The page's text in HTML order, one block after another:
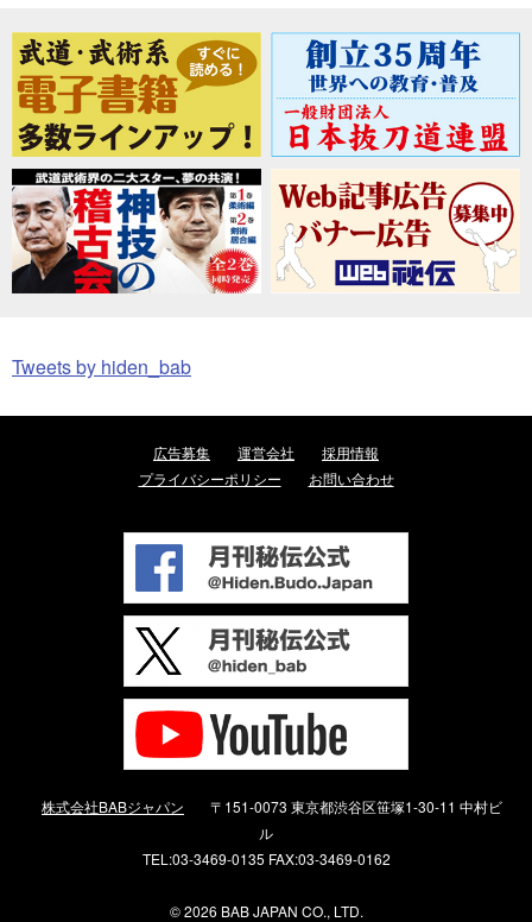
Tweets by hiden_bab
広告募集 運営会社
採用情報
プライバシーポリシー
お問い合わせ
株式会社BABジャパン
〒151-0073 東京都渋谷区笹塚1-30-11 中村ビ
ル
TEL:03-3469-0135 FAX:03-3469-0162
©2026 BAB JAPAN CO., LTD.